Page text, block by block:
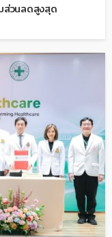
ส่วนลดสูงสุด